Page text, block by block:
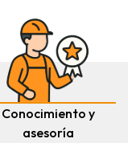
Conocimiento y
asesoría